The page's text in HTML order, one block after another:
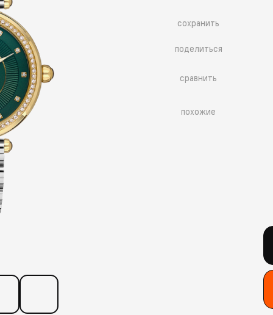
сохранить
поделиться
сравнить
похожие